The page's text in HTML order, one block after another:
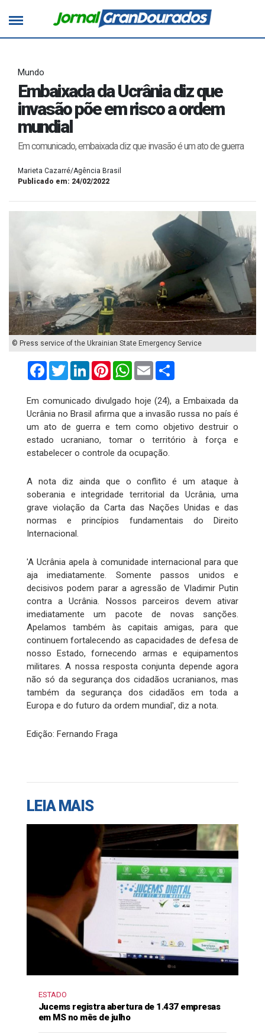
Mundo
Embaixada da Ucrânia diz que
invasão põe em risco a ordem
mundial
Em comunicado, embaixada diz que invasão é um ato de guerra
Marieta Cazarré/Agência Brasil
Publicado em: 24/02/2022
© Press service of the Ukrainian State Emergency Service
FacebookTwitterLinkedInPinterestWhatsApp
Email
Em comunicado divulgado hoje (24), a Embaixada da
Ucrânia no Brasil afirma que a invasão russa no país é
um ato de guerra e tem como objetivo destruir o
estado ucraniano, tomar o território à força e
estabelecer o controle da ocupação.
A nota diz ainda que o conflito é um ataque à
soberania e integridade territorial da Ucrânia, uma
grave violação da Carta das Nações Unidas e das
normas e princípios fundamentais do Direito
Internacional.
'A Ucrânia apela à comunidade internacional para que
aja imediatamente. Somente passos unidos e
decisivos podem parar a agressão de Vladimir Putin
contra a Ucrânia. Nossos parceiros devem ativar
imediatamente um pacote de novas sanções.
Apelamos também às capitais amigas, para que
continuem fortalecendo as capacidades de defesa de
nosso Estado, fornecendo armas e equipamentos
militares. A nossa resposta conjunta depende agora
não só da segurança dos cidadãos ucranianos, mas
também da segurança dos cidadãos em toda a
Europa e do futuro da ordem mundial', diz a nota.
Edição: Fernando Fraga
LEIA MAIS
ESTADO
Jucems registra abertura de 1.437 empresas
em MS no mês de julho